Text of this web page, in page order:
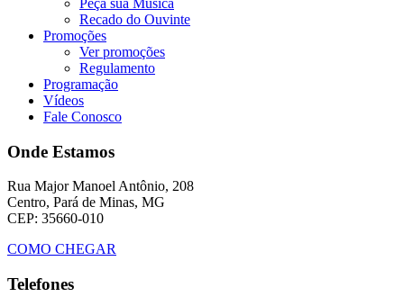
Recado do Ouvinte
Promoções
Ver promoções
Regulamento
Programação
Vídeos
Fale Conosco
Onde Estamos
Rua Major Manoel Antônio, 208
Centro, Pará de Minas, MG
CEP: 35660-010
COMO CHEGAR
Telefones